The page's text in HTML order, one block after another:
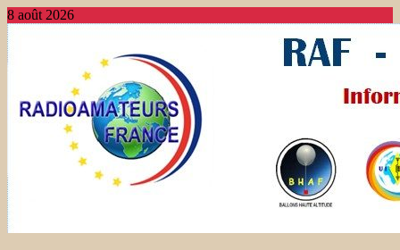
8 août 2026